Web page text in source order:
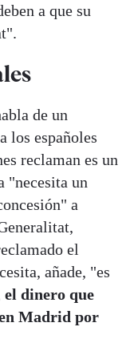
a que su
de un
los españoles
reclaman es un
"necesita un
a
el
añade, "es
el dinero que
Madrid por